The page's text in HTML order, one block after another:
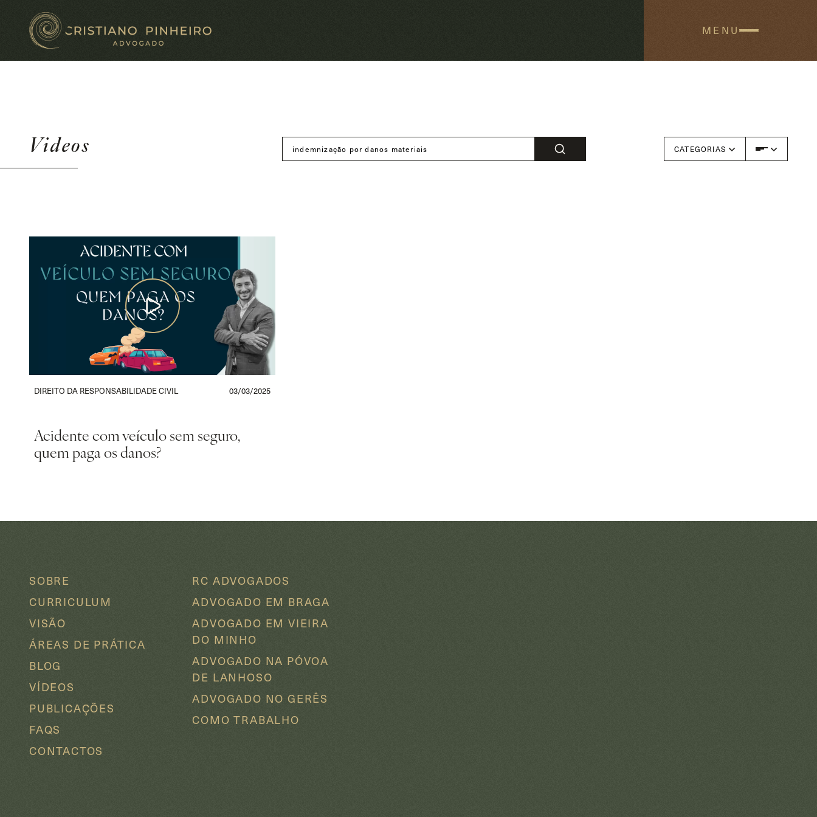
MENU
MENU
Videos CATEGORIAS
DIREITO DA RESPONSABILIDADE CIVIL 03/03/2025
Acidente com veículo sem seguro,
quem paga os danos?
SOBRE
CURRICULUM
VISÃO
ÁREAS DE PRÁTICA
BLOG
VÍDEOS
PUBLICAÇÕES
FAQS
CONTACTOS
RC ADVOGADOS
ADVOGADO EM BRAGA
ADVOGADO EM VIEIRA
DO MINHO
ADVOGADO NA PÓVOA
DE LANHOSO
ADVOGADO NO GERÊS
COMO TRABALHO